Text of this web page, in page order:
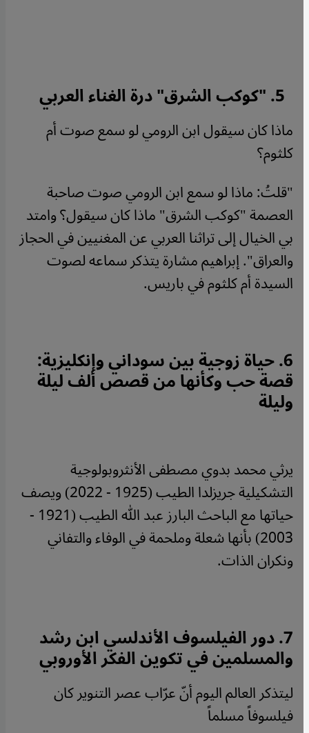
5. " كوكب الشرق" درة الغناء العربي
ماذا كان سيقول ابن الرومي لو سمع صوت أم
كلثوم؟
"قلتُ: ماذا لو سمع ابن الرومي صوت صاحبة
العصمة "كوكب الشرق" ماذا كان سيقول؟ وامتد
بي الخيال إلى تراثنا العربي عن المغنيين في الحجاز
والعراق". إبراهيم مشارة يتذكر سماعه لصوت
السيدة أم كلثوم في باريس.
6. حياة زوجية بين سوداني وإنكليزية :
قصة حب وكأنها من قصص ألف ليلة
وليلة
يرثي محمد بدوي مصطفى الأنثروبولوجية
التشكيلية جريزلدا الطيب (1925 - 2022) ويصف
حياتها مع الباحث البارز عبد الله الطيب (1921 -
2003) بأنها شعلة وملحمة في الوفاء والتفاني
ونكران الذات.
7. دور الفيلسوف الأندلسي ابن رشد
والمسلمين في تكوين الفكر الأوروبي
ليتذكر العالم اليوم أنّ عرّاب عصر التنوير كان
فيلسوفاً مسلماً